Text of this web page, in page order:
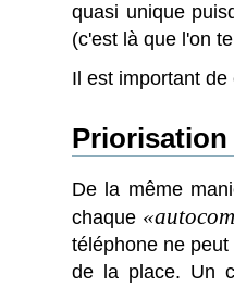
quasi unique
(c'est là que l'on
Il est important
De la même
chaque
autocom
téléphone ne
de la place. Un